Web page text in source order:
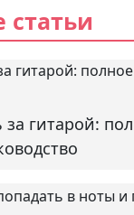
статьи
за гитарой: